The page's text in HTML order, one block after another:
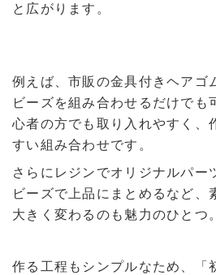
と広がります。
例えば、市販の金具付きヘアゴ
ビーズを組み合わせるだけでも
心者の方でも取り入れやすく、
すい組み合わせです。
さらにレジンでオリジナルパー
ビーズで上品にまとめるなど、
大きく変わるのも魅力のひとつ。
作る工程もシンプルなため、「